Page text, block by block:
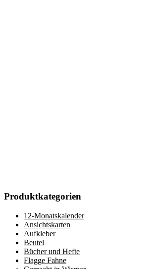
Produktkategorien
12-Monatskalender
Ansichtskarten
Aufkleber
Beutel
Bücher und Hefte
Flagge Fahne